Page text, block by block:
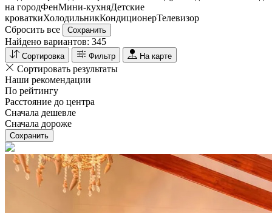
на городФенМини-кухняДетские
кроваткиХолодильникКондиционерТелевизор
Сбросить все
Сохранить
Найдено вариантов: 345
Сортировка Фильтр На карте
Сортировать результаты
Наши рекомендации
По рейтингу
Расстояние до центра
Сначала дешевле
Сначала дороже
Сохранить